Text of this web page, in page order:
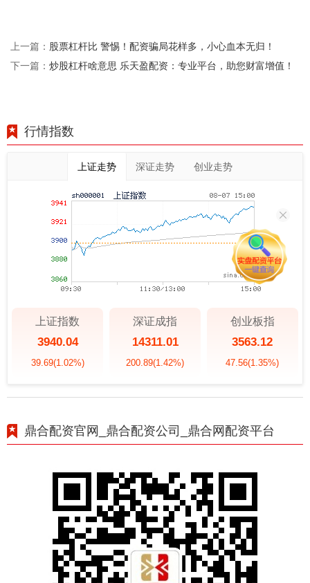
上一篇： 股票杠杆比 警惕！配资骗局花样多，小心血本无归！
下一篇： 炒股杠杆啥意思 乐天盈配资：专业平台，助您财富增值！
行情指数
上证走势 深证走势 创业走势
上证指数
3940.04
39.69(1.02%)
深证成指
14311.01
200.89(1.42%)
创业板指
3563.12
47.56(1.35%)
鼎合配资官网_鼎合配资公司_鼎合网配资平台